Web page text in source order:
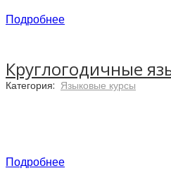
взрослых.
Подробнее
Круглогодичные
Категория: Языковые курсы
Подробнее